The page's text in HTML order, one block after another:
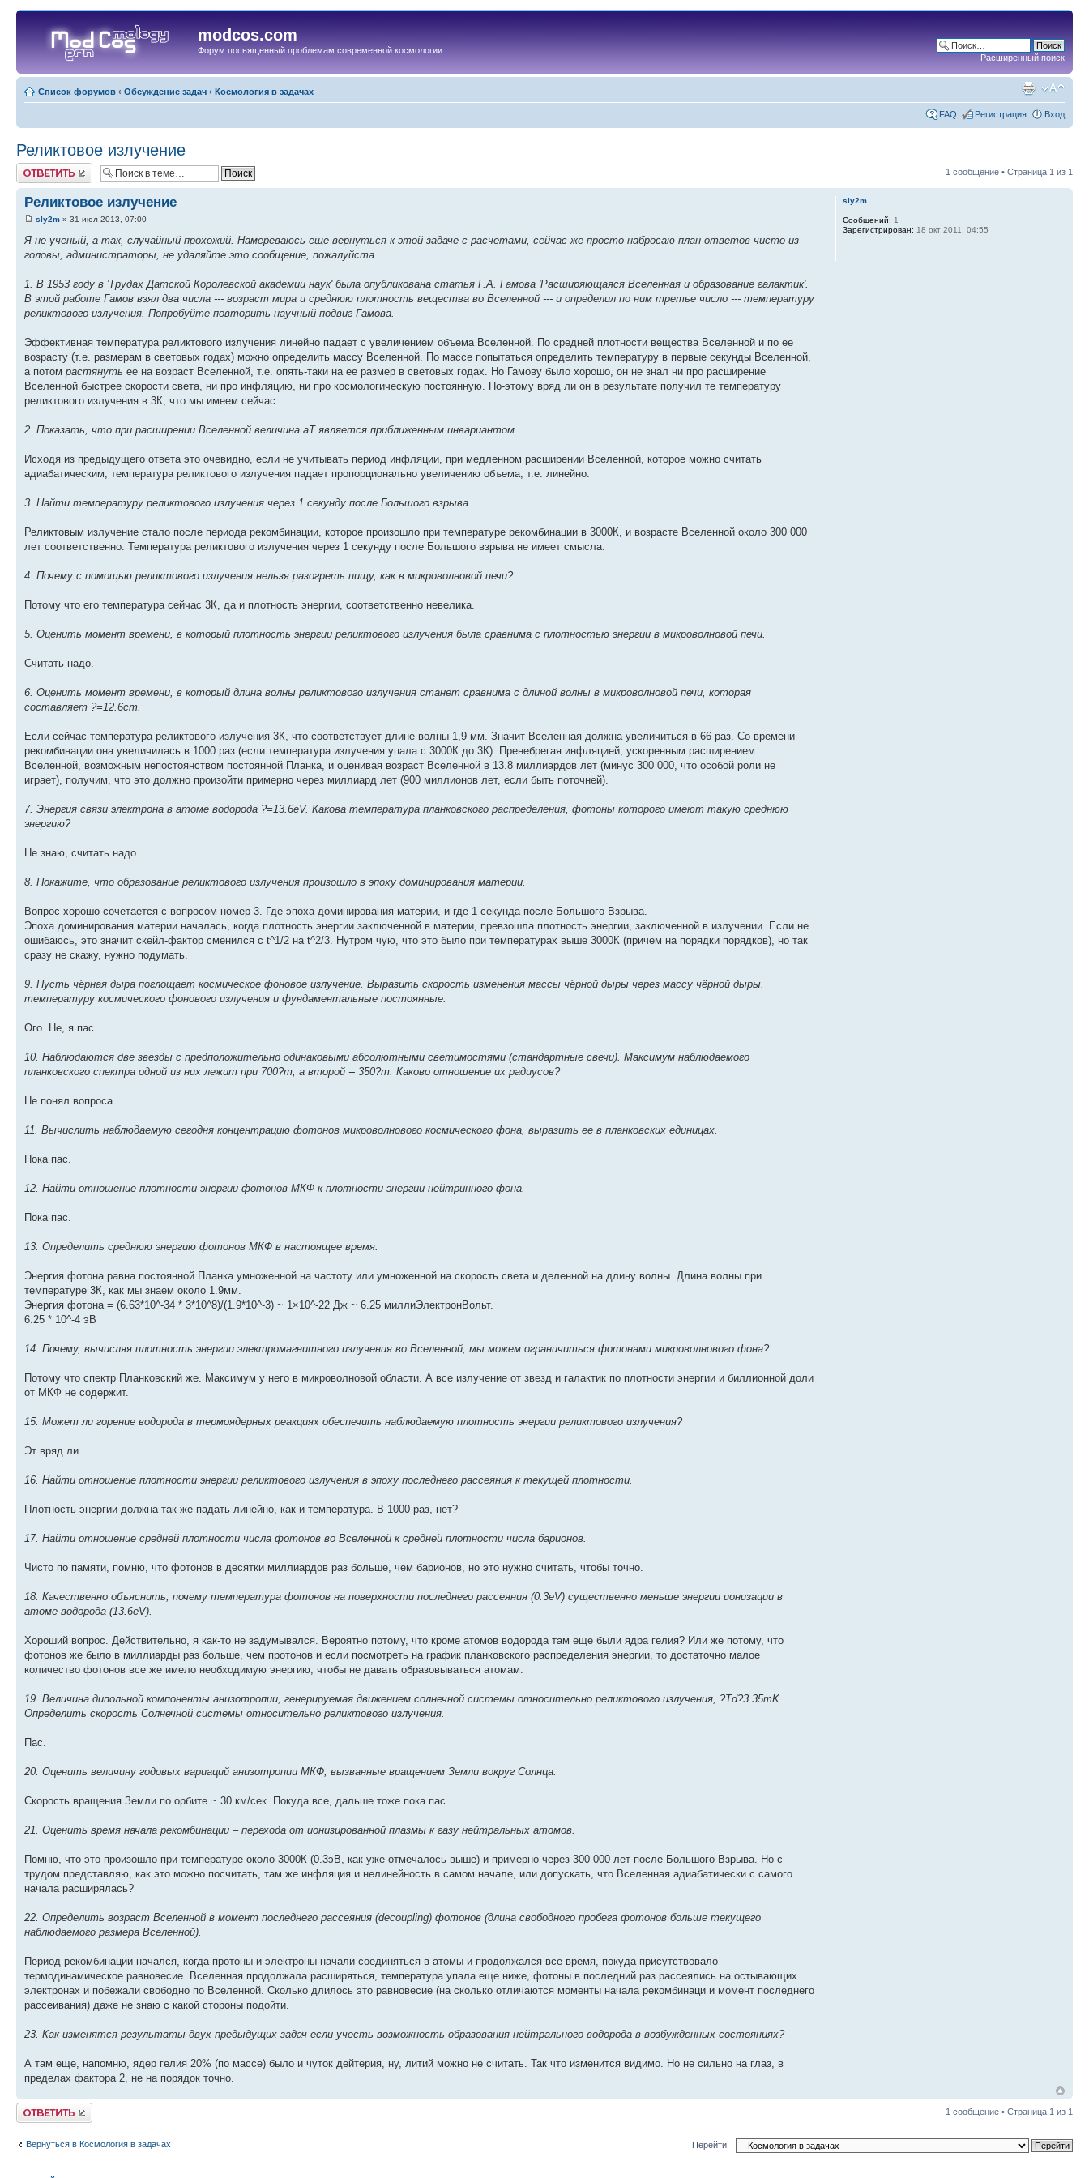
modcos.com
Форум посвященный проблемам современной космологии
Расширенный поиск
Список форумов ‹ Обсуждение задач ‹ Космология в задачах
FAQ Регистрация Вход
Реликтовое излучение
Ответить 1 сообщение • Страница 1 из 1
Реликтовое излучение
sly2m » 31 июл 2013, 07:00
Я не ученый, а так, случайный прохожий. Намереваюсь еще вернуться к этой задаче с расчетами, сейчас же просто набросаю план ответов чисто из
головы, администраторы, не удаляйте это сообщение, пожалуйста.
1. В 1953 году в 'Трудах Датской Королевской академии наук' была опубликована статья Г.А. Гамова 'Расширяющаяся Вселенная и образование галактик'.
В этой работе Гамов взял два числа --- возраст мира и среднюю плотность вещества во Вселенной --- и определил по ним третье число --- температуру
реликтового излучения. Попробуйте повторить научный подвиг Гамова.
Эффективная температура реликтового излучения линейно падает с увеличением объема Вселенной. По средней плотности вещества Вселенной и по ее
возрасту (т.е. размерам в световых годах) можно определить массу Вселенной. По массе попытаться определить температуру в первые секунды Вселенной,
а потом растянуть ее на возраст Вселенной, т.е. опять-таки на ее размер в световых годах. Но Гамову было хорошо, он не знал ни про расширение
Вселенной быстрее скорости света, ни про инфляцию, ни про космологическую постоянную. По-этому вряд ли он в результате получил те температуру
реликтового излучения в 3К, что мы имеем сейчас.
2. Показать, что при расширении Вселенной величина aT является приближенным инвариантом.
Исходя из предыдущего ответа это очевидно, если не учитывать период инфляции, при медленном расширении Вселенной, которое можно считать
адиабатическим, температура реликтового излучения падает пропорционально увеличению объема, т.е. линейно.
3. Найти температуру реликтового излучения через 1 секунду после Большого взрыва.
Реликтовым излучение стало после периода рекомбинации, которое произошло при температуре рекомбинации в 3000К, и возрасте Вселенной около 300 000
лет соответственно. Температура реликтового излучения через 1 секунду после Большого взрыва не имеет смысла.
4. Почему с помощью реликтового излучения нельзя разогреть пищу, как в микроволновой печи?
Потому что его температура сейчас 3К, да и плотность энергии, соответственно невелика.
5. Оценить момент времени, в который плотность энергии реликтового излучения была сравнима с плотностью энергии в микроволновой печи.
Считать надо.
6. Оценить момент времени, в который длина волны реликтового излучения станет сравнима с длиной волны в микроволновой печи, которая
составляет ?=12.6cm.
Если сейчас температура реликтового излучения 3К, что соответствует длине волны 1,9 мм. Значит Вселенная должна увеличиться в 66 раз. Со времени
рекомбинации она увеличилась в 1000 раз (если температура излучения упала с 3000К до 3К). Пренебрегая инфляцией, ускоренным расширением
Вселенной, возможным непостоянством постоянной Планка, и оценивая возраст Вселенной в 13.8 миллиардов лет (минус 300 000, что особой роли не
играет), получим, что это должно произойти примерно через миллиард лет (900 миллионов лет, если быть поточней).
7. Энергия связи электрона в атоме водорода ?=13.6eV. Какова температура планковского распределения, фотоны которого имеют такую среднюю
энергию?
Не знаю, считать надо.
8. Покажите, что образование реликтового излучения произошло в эпоху доминирования материи.
Вопрос хорошо сочетается с вопросом номер 3. Где эпоха доминирования материи, и где 1 секунда после Большого Взрыва.
Эпоха доминирования материи началась, когда плотность энергии заключенной в материи, превзошла плотность энергии, заключенной в излучении. Если не
ошибаюсь, это значит скейл-фактор сменился с t^1/2 на t^2/3. Нутром чую, что это было при температурах выше 3000К (причем на порядки порядков), но так
сразу не скажу, нужно подумать.
9. Пусть чёрная дыра поглощает космическое фоновое излучение. Выразить скорость изменения массы чёрной дыры через массу чёрной дыры,
температуру космического фонового излучения и фундаментальные постоянные.
Ого. Не, я пас.
10. Наблюдаются две звезды с предположительно одинаковыми абсолютными светимостями (стандартные свечи). Максимум наблюдаемого
планковского спектра одной из них лежит при 700?m, а второй -- 350?m. Каково отношение их радиусов?
Не понял вопроса.
11. Вычислить наблюдаемую сегодня концентрацию фотонов микроволнового космического фона, выразить ее в планковских единицах.
Пока пас.
12. Найти отношение плотности энергии фотонов МКФ к плотности энергии нейтринного фона.
Пока пас.
13. Определить среднюю энергию фотонов МКФ в настоящее время.
Энергия фотона равна постоянной Планка умноженной на частоту или умноженной на скорость света и деленной на длину волны. Длина волны при
температуре 3К, как мы знаем около 1.9мм.
Энергия фотона = (6.63*10^-34 * 3*10^8)/(1.9*10^-3) ~ 1×10^-22 Дж ~ 6.25 миллиЭлектронВольт.
6.25 * 10^-4 эВ
14. Почему, вычисляя плотность энергии электромагнитного излучения во Вселенной, мы можем ограничиться фотонами микроволнового фона?
Потому что спектр Планковский же. Максимум у него в микроволновой области. А все излучение от звезд и галактик по плотности энергии и биллионной доли
от МКФ не содержит.
15. Может ли горение водорода в термоядерных реакциях обеспечить наблюдаемую плотность энергии реликтового излучения?
Эт вряд ли.
16. Найти отношение плотности энергии реликтового излучения в эпоху последнего рассеяния к текущей плотности.
Плотность энергии должна так же падать линейно, как и температура. В 1000 раз, нет?
17. Найти отношение средней плотности числа фотонов во Вселенной к средней плотности числа барионов.
Чисто по памяти, помню, что фотонов в десятки миллиардов раз больше, чем барионов, но это нужно считать, чтобы точно.
18. Качественно объяснить, почему температура фотонов на поверхности последнего рассеяния (0.3eV) существенно меньше энергии ионизации в
атоме водорода (13.6eV).
Хороший вопрос. Действительно, я как-то не задумывался. Вероятно потому, что кроме атомов водорода там еще были ядра гелия? Или же потому, что
фотонов же было в миллиарды раз больше, чем протонов и если посмотреть на график планковского распределения энергии, то достаточно малое
количество фотонов все же имело необходимую энергию, чтобы не давать образовываться атомам.
19. Величина дипольной компоненты анизотропии, генерируемая движением солнечной системы относительно реликтового излучения, ?Td?3.35mK.
Определить скорость Солнечной системы относительно реликтового излучения.
Пас.
20. Оценить величину годовых вариаций анизотропии МКФ, вызванные вращением Земли вокруг Солнца.
Скорость вращения Земли по орбите ~ 30 км/сек. Покуда все, дальше тоже пока пас.
21. Оценить время начала рекомбинации – перехода от ионизированной плазмы к газу нейтральных атомов.
Помню, что это произошло при температуре около 3000К (0.3эВ, как уже отмечалось выше) и примерно через 300 000 лет после Большого Взрыва. Но с
трудом представляю, как это можно посчитать, там же инфляция и нелинейность в самом начале, или допускать, что Вселенная адиабатически с самого
начала расширялась?
22. Определить возраст Вселенной в момент последнего рассеяния (decoupling) фотонов (длина свободного пробега фотонов больше текущего
наблюдаемого размера Вселенной).
Период рекомбинации начался, когда протоны и электроны начали соединяться в атомы и продолжался все время, покуда присутствовало
термодинамическое равновесие. Вселенная продолжала расширяться, температура упала еще ниже, фотоны в последний раз рассеялись на остывающих
электронах и побежали свободно по Вселенной. Сколько длилось это равновесие (на сколько отличаются моменты начала рекомбинаци и момент последнего
рассеивания) даже не знаю с какой стороны подойти.
23. Как изменятся результаты двух предыдущих задач если учесть возможность образования нейтрального водорода в возбужденных состояниях?
А там еще, напомню, ядер гелия 20% (по массе) было и чуток дейтерия, ну, литий можно не считать. Так что изменится видимо. Но не сильно на глаз, в
пределах фактора 2, не на порядок точно.
sly2m
Сообщений: 1
Зарегистрирован: 18 окт 2011, 04:55
Ответить 1 сообщение • Страница 1 из 1
Вернуться в Космология в задачах Перейти: